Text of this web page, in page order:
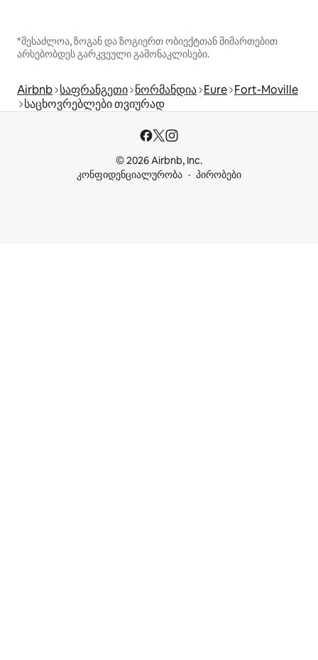
*შესაძლოა, ზოგან და ზოგიერთ ობიექტთან მიმართებით
არსებობდეს გარკვეული გამონაკლისები.
Airbnb საფრანგეთი ნორმანდია Eure Fort-Moville
საცხოვრებლები თვიურად
© 2026 Airbnb, Inc.
კონფიდენციალურობა
პირობები